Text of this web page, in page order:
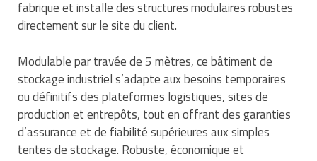
Ustensile cuisine professionnel
Vêtements personnalisés
Vitrines pour magasin
Traitement de l'air
Trancheuse professionnelle
Transformateur électrique
Tubes et profilés
Tapis de bureau
Tapis et caillebotis
Traitement des surfaces
Traitement du linge
Vestiaires et casiers
Equipements de football
Equipements pour patinage
Equipements pour roller
Equipements pour skateboard
Pétrin professionnel
Plats et plateaux
Pompes à sauce
Portes commandes restaurant
fabrique et installe des structures modulaires robustes
directement sur le site du client.
Modulable par travée de 5 mètres, ce bâtiment de
stockage industriel s’adapte aux besoins temporaires
ou définitifs des plateformes logistiques, sites de
production et entrepôts, tout en offrant des garanties
d’assurance et de fiabilité supérieures aux simples
tentes de stockage. Robuste, économique et